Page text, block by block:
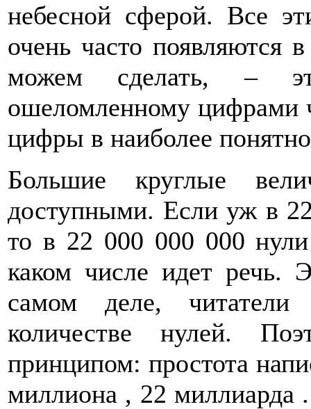
небесной сферой. Все
очень часто появляются
можем сделать, –
ошеломленному цифрами
цифры в наиболее
Большие круглые
доступными. Если уж в
то в 22 000 000 000
каком числе идет речь.
самом деле, читатели
количестве нулей.
принципом: простота
миллиона , 22 миллиарда